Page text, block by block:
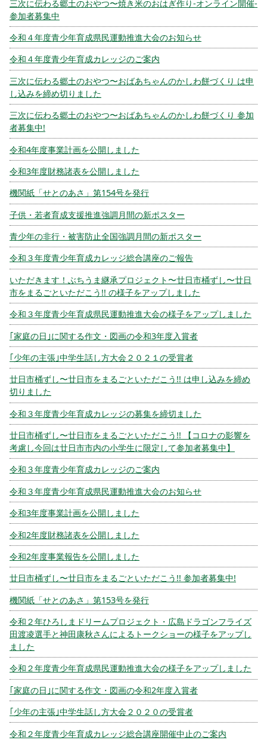
三次に伝わる郷土のおやつ〜焼き米のおはぎ作り-オンライン開催-
参加者募集中
令和４年度青少年育成県民運動推進大会のお知らせ
令和４年度青少年育成カレッジのご案内
三次に伝わる郷土のおやつ〜おばあちゃんのかしわ餅づくり は申
し込みを締め切りました
三次に伝わる郷土のおやつ〜おばあちゃんのかしわ餅づくり 参加
者募集中!
令和4年度事業計画を公開しました
令和3年度財務諸表を公開しました
機関紙「せとのあさ」第154号を発行
子供・若者育成支援推進強調月間の新ポスター
青少年の非行・被害防止全国強調月間の新ポスター
令和３年度青少年育成カレッジ総合講座のご報告
いただきます！ぶちうま継承プロジェクト〜廿日市桶ずし〜廿日
市をまるごといただこう!! の様子をアップしました
令和３年度青少年育成県民運動推進大会の様子をアップしました
｢家庭の日｣に関する作文・図画の令和3年度入賞者
｢少年の主張｣中学生話し方大会２０２１の受賞者
廿日市桶ずし〜廿日市をまるごといただこう!! は申し込みを締め
切りました
令和３年度青少年育成カレッジの募集を締切ました
廿日市桶ずし〜廿日市をまるごといただこう!! 【コロナの影響を
考慮し今回は廿日市市内の小学生に限定して参加者募集中】
令和３年度青少年育成カレッジのご案内
令和３年度青少年育成県民運動推進大会のお知らせ
令和3年度事業計画を公開しました
令和2年度財務諸表を公開しました
令和2年度事業報告を公開しました
廿日市桶ずし〜廿日市をまるごといただこう!! 参加者募集中!
機関紙「せとのあさ」第153号を発行
令和２年ひろしまドリームプロジェクト・広島ドラゴンフライズ
田渡凌選手と神田康秋さんによるトークショーの様子をアップし
ました
令和２年度青少年育成県民運動推進大会の様子をアップしました
｢家庭の日｣に関する作文・図画の令和2年度入賞者
｢少年の主張｣中学生話し方大会２０２０の受賞者
令和２年度青少年育成カレッジ総合講座開催中止のご案内